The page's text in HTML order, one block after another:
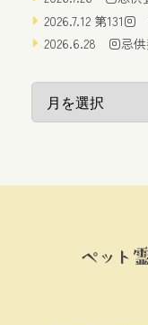
2026.7.12 第131
2026.6.28 回忌